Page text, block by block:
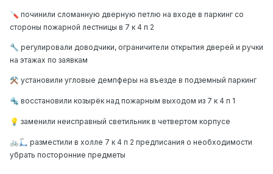
🪛 починили сломанную дверную петлю на входе в паркинг со
стороны пожарной лестницы в 7 к 4 п 2
🔧 регулировали доводчики, ограничители открытия дверей и ручки
на этажах по заявкам
⚒️ установили угловые демпферы на въезде в подземный паркинг
🔩 восстановили козырёк над пожарным выходом из 7 к 4 п 1
💡 заменили неисправный светильник в четвертом корпусе
🚲 🛴 разместили в холле 7 к 4 п 2 предписания о необходимости
убрать посторонние предметы